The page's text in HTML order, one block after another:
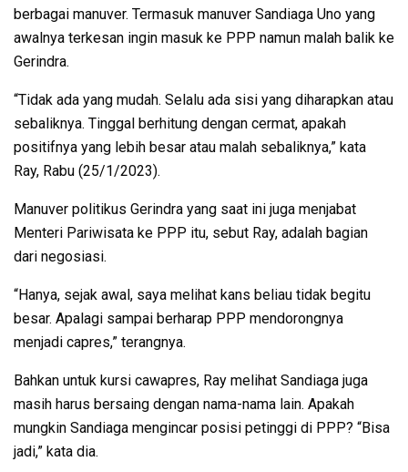
berbagai manuver. Termasuk manuver Sandiaga Uno yang
awalnya terkesan ingin masuk ke PPP namun malah balik ke
Gerindra.
“Tidak ada yang mudah. Selalu ada sisi yang diharapkan atau
sebaliknya. Tinggal berhitung dengan cermat, apakah
positifnya yang lebih besar atau malah sebaliknya,” kata
Ray, Rabu (25/1/2023).
Manuver politikus Gerindra yang saat ini juga menjabat
Menteri Pariwisata ke PPP itu, sebut Ray, adalah bagian
dari negosiasi.
“Hanya, sejak awal, saya melihat kans beliau tidak begitu
besar. Apalagi sampai berharap PPP mendorongnya
menjadi capres,” terangnya.
Bahkan untuk kursi cawapres, Ray melihat Sandiaga juga
masih harus bersaing dengan nama-nama lain. Apakah
mungkin Sandiaga mengincar posisi petinggi di PPP? “Bisa
jadi,” kata dia.